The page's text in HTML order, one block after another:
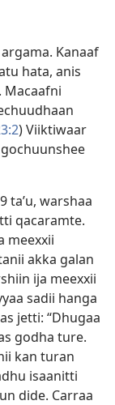
Kanaaf
hata, anis
Macaafni
) Viiktiwaar
taʼu, warshaa
qacaramte.
meexxii
akka galan
ija meexxii
sadii hanga
jetti: “Dhugaa
godha ture.
kan turan
isaanitti
dide. Carraa